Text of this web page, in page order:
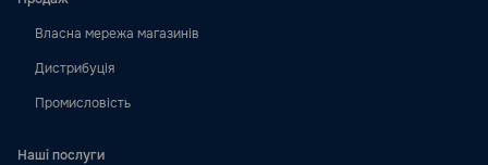
Власна мережа магазинів
Дистрибуція
Промисловість
Наші послуги